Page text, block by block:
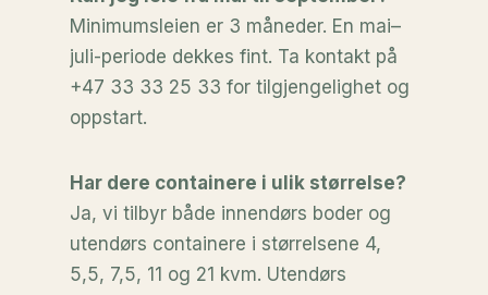
Minimumsleien er 3 måneder. En mai–
juli-periode dekkes fint. Ta kontakt på
+47 33 33 25 33 for tilgjengelighet og
oppstart.
Har dere containere i ulik størrelse?
Ja, vi tilbyr både innendørs boder og
utendørs containere i størrelsene 4,
5,5, 7,5, 11 og 21 kvm. Utendørs